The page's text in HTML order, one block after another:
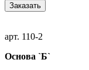
Заказать
арт. 110-2
Основа `Б`